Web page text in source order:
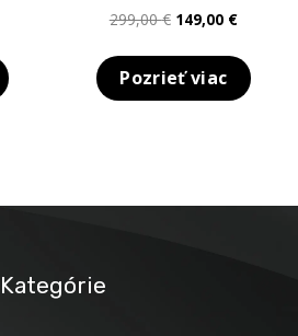
169,00 €.
299,00€ Pôvodná
bola:
299,00 €.
149,00 €Aktuálna
je:
149,00
Pozrieť viac
Kategórie